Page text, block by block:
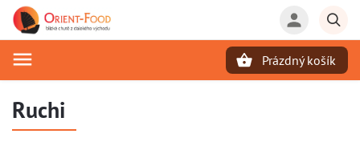
Prázdný košík
Ruchi